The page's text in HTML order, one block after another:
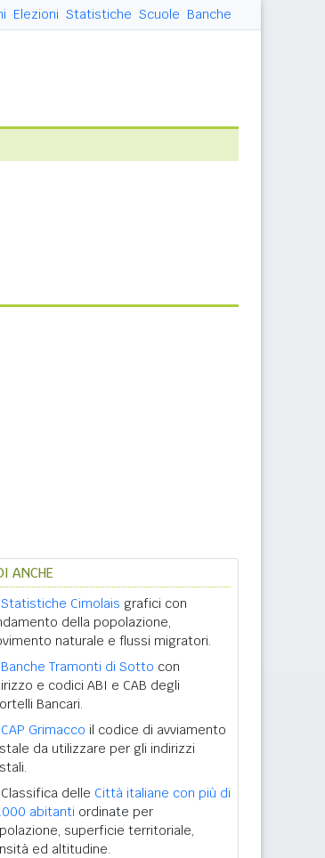
Elezioni Statistiche Scuole Banche
ANCHE
Statistiche Cimolais grafici con
della popolazione,
naturale e flussi migratori.
Banche Tramonti di Sotto con
e codici ABI e CAB degli
Bancari.
CAP Grimacco il codice di avviamento
da utilizzare per gli indirizzi
Classifica delle Città italiane con più di
abitanti ordinate per
superficie territoriale,
ed altitudine.